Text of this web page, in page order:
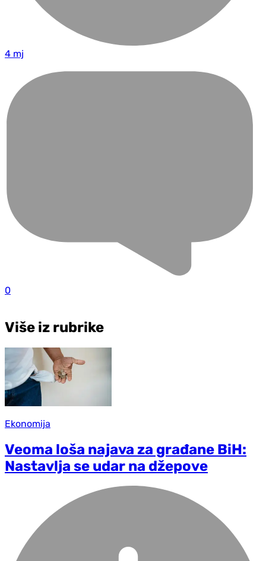
4 mj
0
Više iz rubrike
Ekonomija
Veoma loša najava za građane BiH:
Nastavlja se udar na džepove